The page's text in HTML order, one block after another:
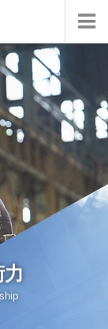
力
力
力